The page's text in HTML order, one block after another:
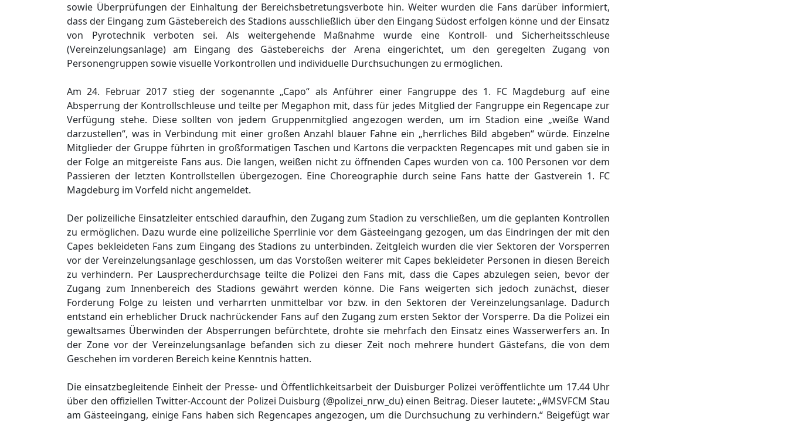
sowie Überprüfungen der Einhaltung der Bereichsbetretungsverbote hin. Weiter wurden die Fans darüber informiert,
dass der Eingang zum Gästebereich des Stadions ausschließlich über den Eingang Südost erfolgen könne und der Einsatz
von Pyrotechnik verboten sei. Als weitergehende Maßnahme wurde eine Kontroll- und Sicherheitsschleuse
(Vereinzelungsanlage) am Eingang des Gästebereichs der Arena eingerichtet, um den geregelten Zugang von
Personengruppen sowie visuelle Vorkontrollen und individuelle Durchsuchungen zu ermöglichen.
Am 24. Februar 2017 stieg der sogenannte „Capo“ als Anführer einer Fangruppe des 1. FC Magdeburg auf eine
Absperrung der Kontrollschleuse und teilte per Megaphon mit, dass für jedes Mitglied der Fangruppe ein Regencape zur
Verfügung stehe. Diese sollten von jedem Gruppenmitglied angezogen werden, um im Stadion eine „weiße Wand
darzustellen“, was in Verbindung mit einer großen Anzahl blauer Fahne ein „herrliches Bild abgeben“ würde. Einzelne
Mitglieder der Gruppe führten in großformatigen Taschen und Kartons die verpackten Regencapes mit und gaben sie in
der Folge an mitgereiste Fans aus. Die langen, weißen nicht zu öffnenden Capes wurden von ca. 100 Personen vor dem
Passieren der letzten Kontrollstellen übergezogen. Eine Choreographie durch seine Fans hatte der Gastverein 1. FC
Magdeburg im Vorfeld nicht angemeldet.
Der polizeiliche Einsatzleiter entschied daraufhin, den Zugang zum Stadion zu verschließen, um die geplanten Kontrollen
zu ermöglichen. Dazu wurde eine polizeiliche Sperrlinie vor dem Gästeeingang gezogen, um das Eindringen der mit den
Capes bekleideten Fans zum Eingang des Stadions zu unterbinden. Zeitgleich wurden die vier Sektoren der Vorsperren
vor der Vereinzelungsanlage geschlossen, um das Vorstoßen weiterer mit Capes bekleideter Personen in diesen Bereich
zu verhindern. Per Lausprecherdurchsage teilte die Polizei den Fans mit, dass die Capes abzulegen seien, bevor der
Zugang zum Innenbereich des Stadions gewährt werden könne. Die Fans weigerten sich jedoch zunächst, dieser
Forderung Folge zu leisten und verharrten unmittelbar vor bzw. in den Sektoren der Vereinzelungsanlage. Dadurch
entstand ein erheblicher Druck nachrückender Fans auf den Zugang zum ersten Sektor der Vorsperre. Da die Polizei ein
gewaltsames Überwinden der Absperrungen befürchtete, drohte sie mehrfach den Einsatz eines Wasserwerfers an. In
der Zone vor der Vereinzelungsanlage befanden sich zu dieser Zeit noch mehrere hundert Gästefans, die von dem
Geschehen im vorderen Bereich keine Kenntnis hatten.
Die einsatzbegleitende Einheit der Presse- und Öffentlichkeitsarbeit der Duisburger Polizei veröffentlichte um 17.44 Uhr
über den offiziellen Twitter-Account der Polizei Duisburg (@polizei_nrw_du) einen Beitrag. Dieser lautete: „#MSVFCM Stau
am Gästeeingang, einige Fans haben sich Regencapes angezogen, um die Durchsuchung zu verhindern.“ Beigefügt war